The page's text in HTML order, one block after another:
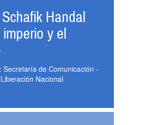
Handal
y el
Secretaría de Comunicación -
Nacional